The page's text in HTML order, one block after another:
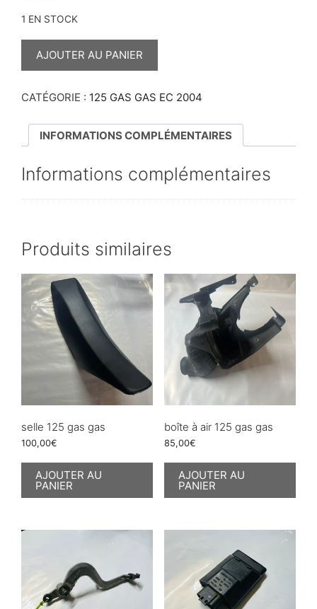
1 EN STOCK
QUANTITÉ
125
AJOUTER AU PANIER
CATÉGORIE : 125 GAS GAS EC 2004
INFORMATIONS COMPLÉMENTAIRES
Informations complémentaires
Produits similaires
selle 125 gas gas
100,00€
AJOUTER AU
PANIER
boîte à air 125 gas gas
85,00€
AJOUTER AU
PANIER